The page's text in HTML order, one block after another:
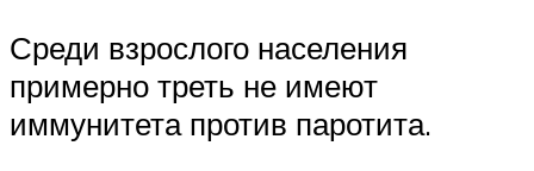
Среди взрослого населения
примерно треть не имеют
иммунитета против паротита.